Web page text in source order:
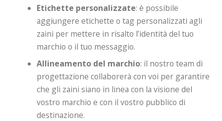
Etichette personalizzate: è possibile
aggiungere etichette o tag personalizzati agli
zaini per mettere in risalto l’identità del tuo
marchio o il tuo messaggio.
Allineamento del marchio: il nostro team di
progettazione collaborerà con voi per garantire
che gli zaini siano in linea con la visione del
vostro marchio e con il vostro pubblico di
destinazione.